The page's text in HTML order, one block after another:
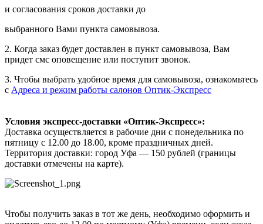
и согласования сроков доставки до
выбранного Вами пункта самовывоза.
2. Когда заказ будет доставлен в пункт самовывоза, Вам
придет смс оповещение или поступит звонок.
3. Чтобы выбрать удобное время для самовывоза, ознакомьтесь
с Адреса и режим работы салонов Оптик-Экспресс
Условия экспресс-доставки «Оптик-Экспресс»:
Доставка осуществляется в рабочие дни с понедельника по
пятницу с 12.00 до 18.00, кроме праздничных дней.
Территория доставки: город Уфа — 150 рублей (границы
доставки отмечены на карте).
Чтобы получить заказ в тот же день, необходимо оформить и